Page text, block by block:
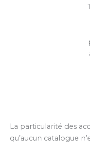
La particularité des
qu’aucun catalogue